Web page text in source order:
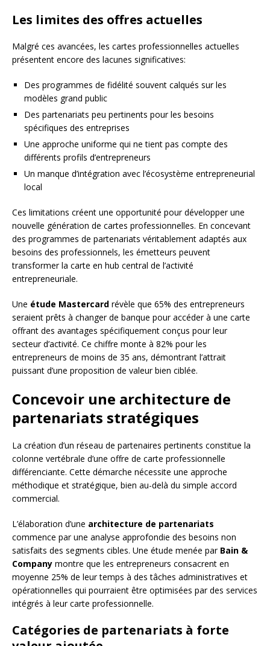
Les limites des offres actuelles
Malgré ces avancées, les cartes professionnelles actuelles
présentent encore des lacunes significatives:
Des programmes de fidélité souvent calqués sur les
modèles grand public
Des partenariats peu pertinents pour les besoins
spécifiques des entreprises
Une approche uniforme qui ne tient pas compte des
différents profils d’entrepreneurs
Un manque d’intégration avec l’écosystème entrepreneurial
local
Ces limitations créent une opportunité pour développer une
nouvelle génération de cartes professionnelles. En concevant
des programmes de partenariats véritablement adaptés aux
besoins des professionnels, les émetteurs peuvent
transformer la carte en hub central de l’activité
entrepreneuriale.
Une étude Mastercard révèle que 65% des entrepreneurs
seraient prêts à changer de banque pour accéder à une carte
offrant des avantages spécifiquement conçus pour leur
secteur d’activité. Ce chiffre monte à 82% pour les
entrepreneurs de moins de 35 ans, démontrant l’attrait
puissant d’une proposition de valeur bien ciblée.
Concevoir une architecture de
partenariats stratégiques
La création d’un réseau de partenaires pertinents constitue la
colonne vertébrale d’une offre de carte professionnelle
différenciante. Cette démarche nécessite une approche
méthodique et stratégique, bien au-delà du simple accord
commercial.
L’élaboration d’une architecture de partenariats
commence par une analyse approfondie des besoins non
satisfaits des segments cibles. Une étude menée par Bain &
Company montre que les entrepreneurs consacrent en
moyenne 25% de leur temps à des tâches administratives et
opérationnelles qui pourraient être optimisées par des services
intégrés à leur carte professionnelle.
Catégories de partenariats à forte